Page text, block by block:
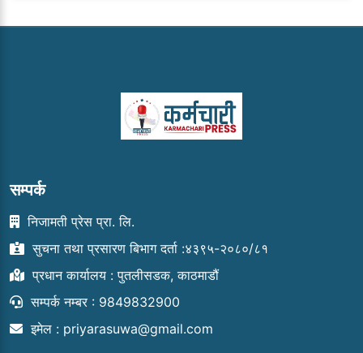
सम्पर्क
निजामती प्रेस प्रा. लि.
सुचना तथा प्रसारण बिभाग दर्ता :४३९५-२०८०/८१
प्रधान कार्यालय : पुतलीसडक, काठमाडौं
सम्पर्क नम्बर : 9849832900
इमेल : priyarasuwa@gmail.com